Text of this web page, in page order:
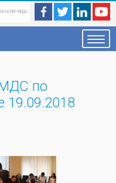
МДС
МДС по
19.09.2018